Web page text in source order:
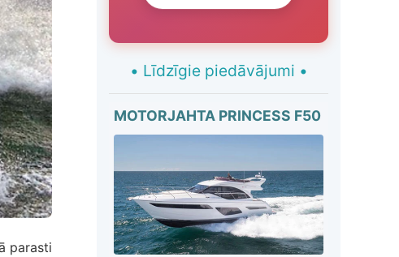
parasti
• Līdzīgie piedāvājumi •
MOTORJAHTA PRINCESS F50